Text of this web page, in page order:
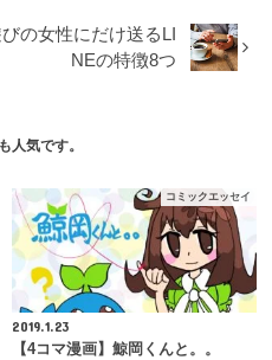
の女性にだけ送るLI
NEの特徴8つ
人気です。
コミックエッセイ
2019.1.23
【4コマ漫画】鯨岡くんと。。